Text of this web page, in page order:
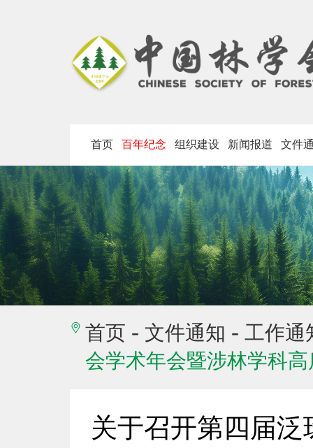
首页 百年纪念 组织建设 新闻报道 文件
首页 - 文件通知 - 工作通
会学术年会暨涉林学科
关于召开第四届